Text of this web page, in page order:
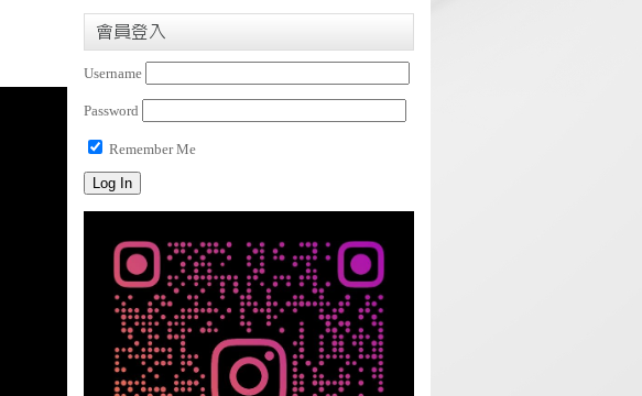
會員登入
Username
Password
Remember Me